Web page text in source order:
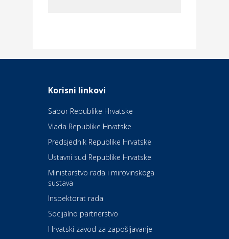
Daruvarske toplice – ljekovita
Kultura i edukacija
Kazalište Kerempuh
Kultura i edukacija
Kazalište ZKM
Auto-moto i tehnika
Korisni linkovi
Sabor Republike Hrvatske
Vlada Republike Hrvatske
Predsjednik Republike Hrvatske
Ustavni sud Republike Hrvatske
Ministarstvo rada i mirovinskoga
sustava
Inspektorat rada
Socijalno partnerstvo
Hrvatski zavod za zapošljavanje